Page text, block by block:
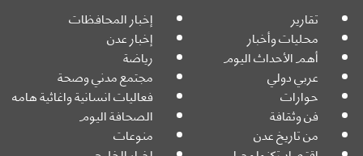
تقارير إخبار المحافظات
محليات وأخبار إخبار عدن
أهم الأحداث اليوم رياضة
عربي دولي مجتمع مدني وصحة
حوارات فعاليات انسانية واغاثية هامه
فن وثقافة الصحافة اليوم
من تاريخ عدن منوعات